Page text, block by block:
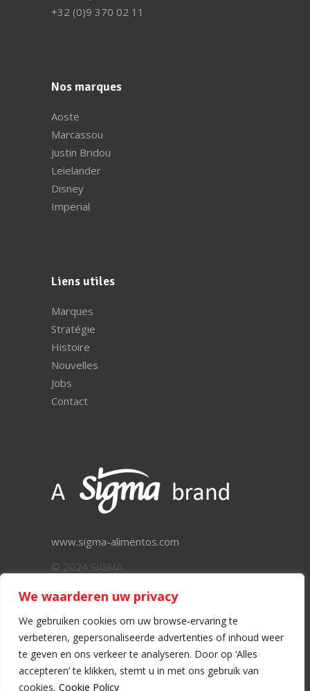
We waarderen uw privacy
We gebruiken cookies om uw browse-ervaring te
verbeteren, gepersonaliseerde advertenties of inhoud weer
te geven en ons verkeer te analyseren. Door op ‘Alles
accepteren’ te klikken, stemt u in met ons gebruik van
cookies. Cookie Policy
+32 (0)9 370 02 11
Nos marques
Aoste
Marcassou
Justin Bridou
Leielander
Disney
Imperial
Liens utiles
Marques
Stratégie
Histoire
Nouvelles
Jobs
Contact
www.sigma-alimentos.com
© 2024 SIGMA
Déclaration de confidentialité–Cookie policy–
Whistleblowing policy